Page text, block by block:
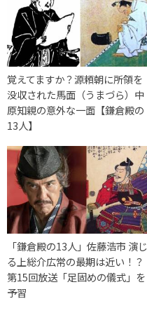
覚えてますか？源頼朝に所領を
没収された馬面（うまづら）中
原知親の意外な一面【鎌倉殿の
13人】
「鎌倉殿の13人」佐藤浩市 演じ
る上総介広常の最期は近い！？
第15回放送「足固めの儀式」を
予習